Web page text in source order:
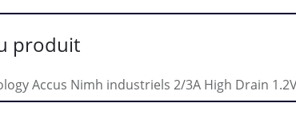
produit
Accus Nimh industriels 2/3A High Drain